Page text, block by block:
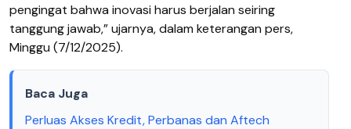
pengingat bahwa inovasi harus berjalan seiring
tanggung jawab,” ujarnya, dalam keterangan pers,
Minggu (7/12/2025).
Baca Juga
​Perluas Akses Kredit, Perbanas dan Aftech